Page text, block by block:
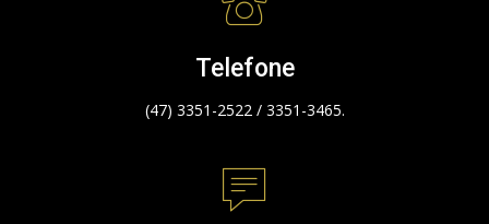
Telefone
(47) 3351-2522 / 3351-3465.